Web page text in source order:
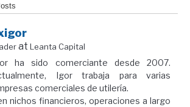
at Leanta Capital
ha sido comerciante desde 2007.
Igor trabaja para varias
comerciales de utilería.
nichos financieros, operaciones a largo